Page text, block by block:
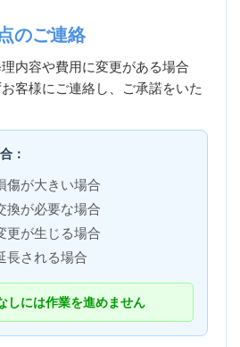
のご連絡
内容や費用に変更がある場合
客様にご連絡し、ご承諾をいた
：
傷が大きい場合
換が必要な場合
更が生じる場合
長される場合
しには作業を進めません